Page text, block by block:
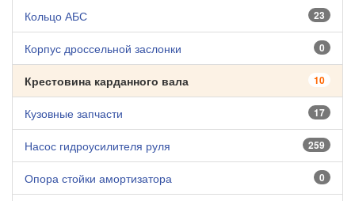
23
Кольцо АБС
0
Корпус дроссельной заслонки
10
Крестовина карданного вала
17
Кузовные запчасти
259
Насос гидроусилителя руля
0
Опора стойки амортизатора